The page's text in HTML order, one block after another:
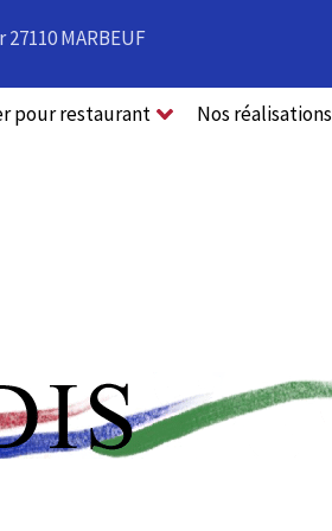
MARBEUF
pour restaurant Nos réalisations